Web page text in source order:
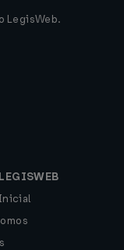
LegisWeb.